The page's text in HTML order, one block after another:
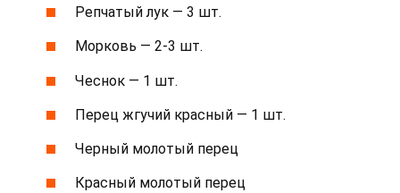
Репчатый лук — 3 шт.
Морковь — 2-3 шт.
Чеснок — 1 шт.
Перец жгучий красный — 1 шт.
Черный молотый перец
Красный молотый перец